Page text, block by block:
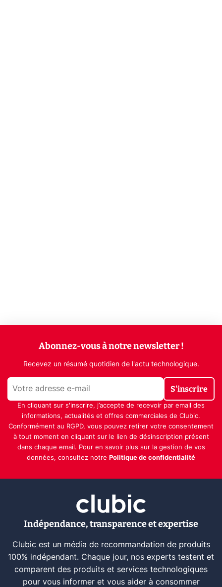
Abonnez-vous à notre newsletter !
Recevez un résumé quotidien de l'actu technologique.
S'inscrire
En cliquant sur s'inscrire, j’accepte de recevoir par email des
informations, actualités et offres commerciales de Clubic.
Conformément au RGPD, vous pouvez retirer votre consentement
à tout moment en cliquant sur le lien de désinscription présent
dans chaque email. Pour en savoir plus sur la gestion de vos
données, consultez notre Politique de confidentialité
Indépendance, transparence et expertise
Clubic est un média de recommandation de produits
100% indépendant. Chaque jour, nos experts testent et
comparent des produits et services technologiques
pour vous informer et vous aider à consommer